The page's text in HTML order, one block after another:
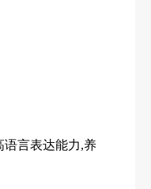
语言表达能力,养